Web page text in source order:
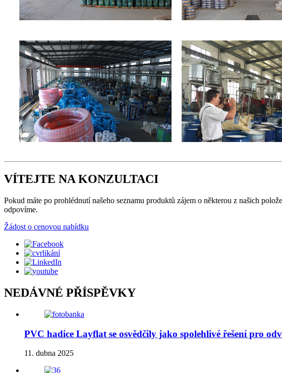
VÍTEJTE NA KONZULTACI
Pokud máte po prohlédnutí našeho seznamu produktů zájem o některou z našich
odpovíme.
Žádost o cenovou nabídku
NEDÁVNÉ PŘÍSPĚVKY
PVC hadice Layflat se osvědčily jako spolehlivé řešení pro
11. dubna 2025